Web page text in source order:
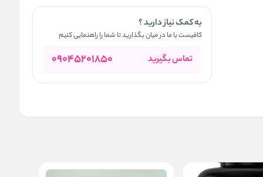
به کمک نیاز دارید ؟
کافیست با ما در میان بگذارید تا شما را راهنمایی کنیم
تماس بگیرید 09045201850